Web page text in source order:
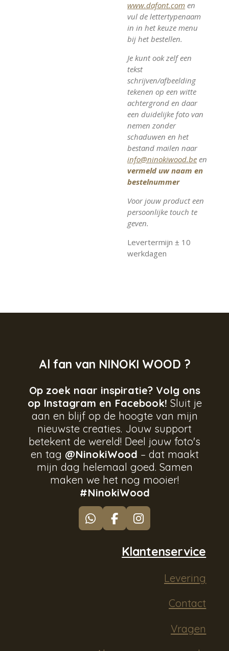
www.dafont.com en
vul de lettertypenaam
in in het keuze menu
bij het bestellen.
Je kunt ook zelf een
tekst
schrijven/afbeelding
tekenen op een witte
achtergrond en daar
een duidelijke foto van
nemen zonder
schaduwen en het
bestand mailen naar
info@ninokiwood.be en
vermeld uw naam en
bestelnummer
Voor jouw product een
persoonlijke touch te
geven.
Levertermijn ± 10
werkdagen
Al fan van NINOKI WOOD ?
Op zoek naar inspiratie? Volg ons
op Instagram en Facebook! Sluit je
aan en blijf op de hoogte van mijn
nieuwste creaties. Jouw support
betekent de wereld! Deel jouw foto's
en tag @NinokiWood – dat maakt
mijn dag helemaal goed. Samen
maken we het nog mooier!
#NinokiWood
W
h
F
a
I
n
t
Klantenservice
Levering
Contact
Vragen